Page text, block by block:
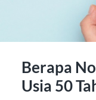
Berapa
Usia 50